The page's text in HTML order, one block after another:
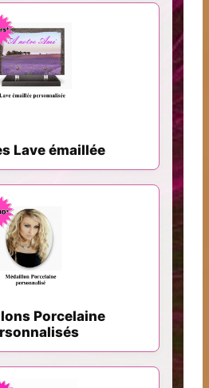
Lave émaillée
Porcelaine